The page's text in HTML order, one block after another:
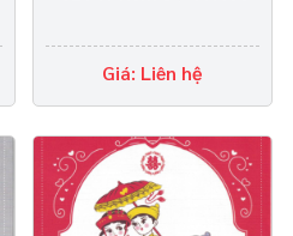
Giá: Liên hệ